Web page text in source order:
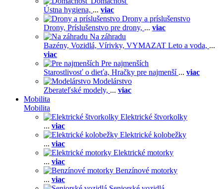
Ústna hygiena, ... viac
Drony a príslušenstvo
Drony, Príslušenstvo pre drony, ... viac
Na záhradu
Bazény, Vozidlá, Vírivky, VYMAZAT Leto a voda, ...
viac
Pre najmenších
Starostlivosť o dieťa, Hračky pre najmenší ... viac
Modelárstvo
Zberateľské modely, ... viac
Mobilita
Mobilita
Elektrické štvorkolky
... viac
Elektrické kolobežky
... viac
Elektrické motorky
... viac
Benzínové motorky
... viac